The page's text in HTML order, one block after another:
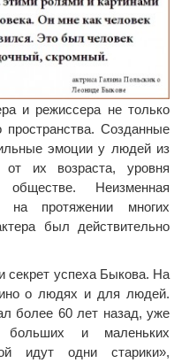
и режиссера не только
пространства. Созданные
эмоции у людей из
от их возраста, уровня
Неизменная
на протяжении многих
был действительно
секрет успеха Быкова. На
о людях и для людей.
более 60 лет назад, уже
и маленьких
идут одни старики»,